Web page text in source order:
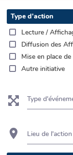
Type d'action
Lecture /
Diffusion des
Mise en place
Autre initiative
Lieu de